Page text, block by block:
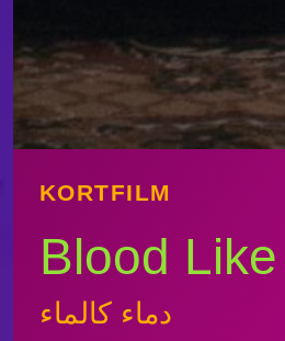
KORTFILM
Blood
دماء كالماء